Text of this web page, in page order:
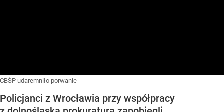
CBŚP udaremniło porwanie
Policjanci z Wrocławia przy współpracy